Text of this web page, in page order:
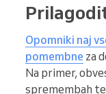
Opomniki naj
pomembne za
Na primer,
spremembah